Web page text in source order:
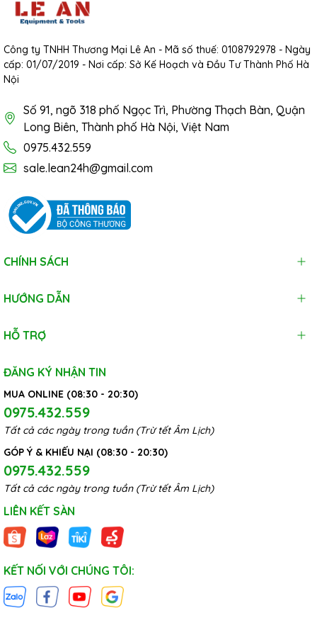
Công ty TNHH Thương Mại Lê An - Mã số thuế: 0108792978 - Ngày
cấp: 01/07/2019 - Nơi cấp: Sở Kế Hoạch và Đầu Tư Thành Phố Hà
Nội
Số 91, ngõ 318 phố Ngọc Trì, Phường Thạch Bàn, Quận
Long Biên, Thành phố Hà Nội, Việt Nam
0975.432.559
sale.lean24h@gmail.com
CHÍNH SÁCH
HƯỚNG DẪN
HỖ TRỢ
ĐĂNG KÝ NHẬN TIN
MUA ONLINE (08:30 - 20:30)
0975.432.559
Tất cả các ngày trong tuần (Trừ tết Âm Lịch)
GÓP Ý & KHIẾU NẠI (08:30 - 20:30)
0975.432.559
Tất cả các ngày trong tuần (Trừ tết Âm Lịch)
LIÊN KẾT SÀN
KẾT NỐI VỚI CHÚNG TÔI: